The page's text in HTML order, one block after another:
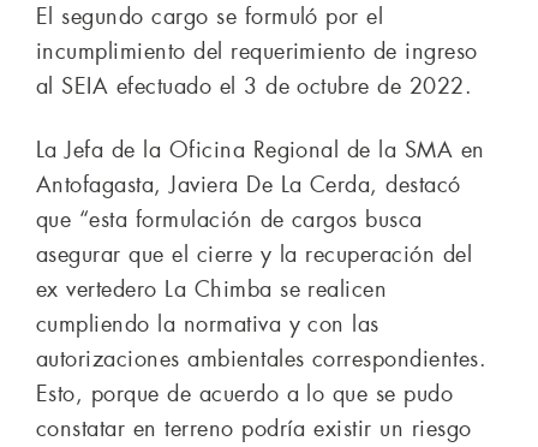
El segundo cargo se formuló por el
incumplimiento del requerimiento de ingreso
al SEIA efectuado el 3 de octubre de 2022.
La Jefa de la Oficina Regional de la SMA en
Antofagasta, Javiera De La Cerda, destacó
que “esta formulación de cargos busca
asegurar que el cierre y la recuperación del
ex vertedero La Chimba se realicen
cumpliendo la normativa y con las
autorizaciones ambientales correspondientes.
Esto, porque de acuerdo a lo que se pudo
constatar en terreno podría existir un riesgo